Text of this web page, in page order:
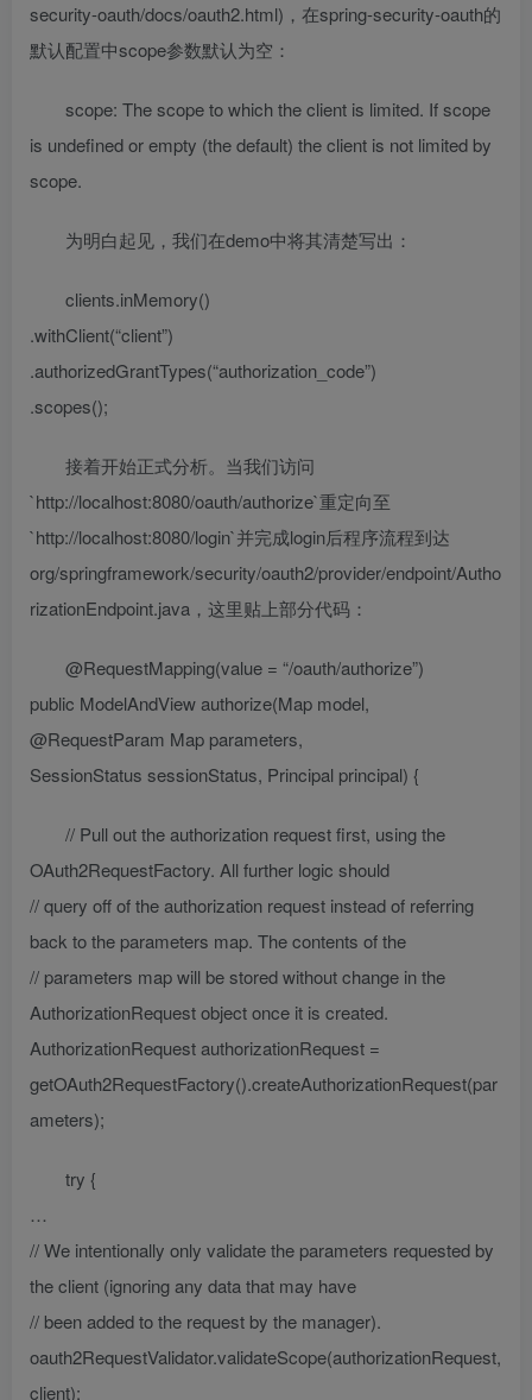
security-oauth/docs/oauth2.html)，在spring-security-oauth的
默认配置中scope参数默认为空：
scope: The scope to which the client is limited. If scope
is undefined or empty (the default) the client is not limited by
scope.
为明白起见，我们在demo中将其清楚写出：
clients.inMemory()
.withClient(“client”)
.authorizedGrantTypes(“authorization_code”)
.scopes();
接着开始正式分析。当我们访问
`http://localhost:8080/oauth/authorize`重定向至
`http://localhost:8080/login`并完成login后程序流程到达
org/springframework/security/oauth2/provider/endpoint/Autho
rizationEndpoint.java，这里贴上部分代码：
@RequestMapping(value = “/oauth/authorize”)
public ModelAndView authorize(Map model,
@RequestParam Map parameters,
SessionStatus sessionStatus, Principal principal) {
// Pull out the authorization request first, using the
OAuth2RequestFactory. All further logic should
// query off of the authorization request instead of referring
back to the parameters map. The contents of the
// parameters map will be stored without change in the
AuthorizationRequest object once it is created.
AuthorizationRequest authorizationRequest =
getOAuth2RequestFactory().createAuthorizationRequest(par
ameters);
try {
…
// We intentionally only validate the parameters requested by
the client (ignoring any data that may have
// been added to the request by the manager).
oauth2RequestValidator.validateScope(authorizationRequest,
client);